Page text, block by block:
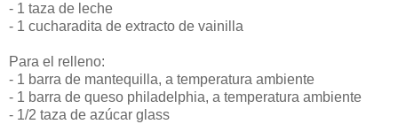
- 1 taza de leche
- 1 cucharadita de extracto de vainilla
Para el relleno:
- 1 barra de mantequilla, a temperatura ambiente
- 1 barra de queso philadelphia, a temperatura ambiente
- 1/2 taza de azúcar glass